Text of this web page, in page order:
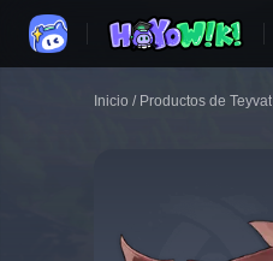
Inicio / Productos de Teyvat